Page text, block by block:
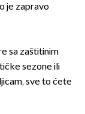
je zapravo
sa zaštitinim
sezone ili
sve to ćete